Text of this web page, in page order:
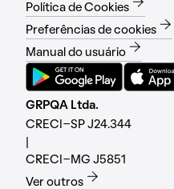
Política de Cookies
Preferências de cookies
Manual do usuário
GRPQA Ltda.
CRECI-SP J24.344
CRECI-MG J5851
Ver outros